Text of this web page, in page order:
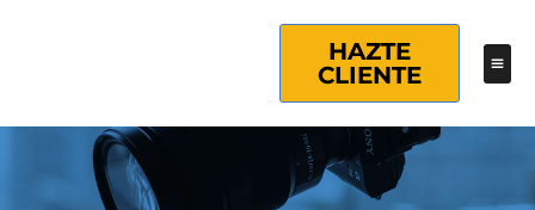
HAZTE
CLIENTE